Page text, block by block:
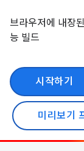
브라우저에 내장
능 빌드
시작하기
미리보기